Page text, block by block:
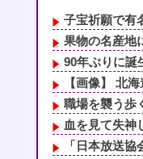
子宝祈願で有
果物の名産地
90年ぶりに誕
【画像】 北
職場を襲う歩
血を見て失神
「日本放送